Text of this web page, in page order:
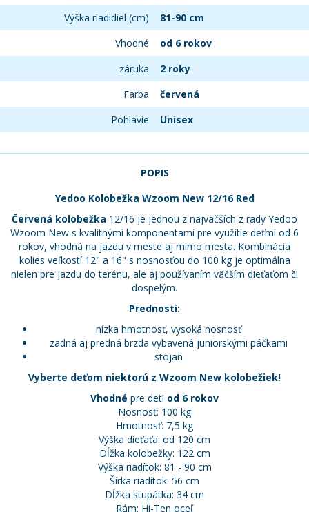
Výška riadidiel (cm)
81-90 cm
Vhodné
od 6 rokov
záruka
2 roky
Farba
červená
Pohlavie
Unisex
POPIS
Yedoo Kolobežka Wzoom New 12/16 Red
Červená kolobežka 12/16 je jednou z najväčších z rady Yedoo
Wzoom New s kvalitnými komponentami pre využitie deťmi od 6
rokov, vhodná na jazdu v meste aj mimo mesta. Kombinácia
kolies veľkostí 12" a 16" s nosnosťou do 100 kg je optimálna
nielen pre jazdu do terénu, ale aj používaním väčším dieťaťom či
dospelým.
Prednosti:
nízka hmotnosť, vysoká nosnosť
zadná aj predná brzda vybavená juniorskými páčkami
stojan
Vyberte deťom niektorú z Wzoom New kolobežiek!
Vhodné pre deti od 6 rokov
Nosnosť: 100 kg
Hmotnosť: 7,5 kg
Výška dieťaťa: od 120 cm
Dĺžka kolobežky: 122 cm
Výška riadítok: 81 - 90 cm
Šírka riadítok: 56 cm
Dĺžka stupátka: 34 cm
Rám: Hi-Ten oceľ